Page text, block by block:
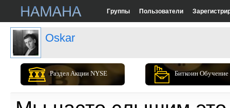
Группы Пользователи
Oskar
Раздел Акции NYSE Биткоин Обучение